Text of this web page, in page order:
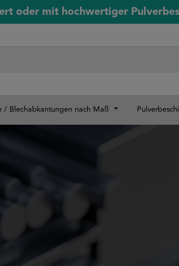
oder mit hochwertiger
/ Blechabkantungen nach Maß